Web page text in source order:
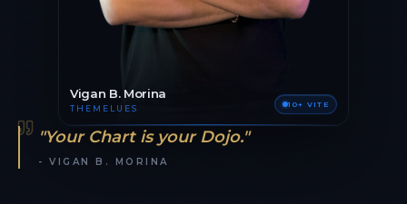
Vigan B. Morina
THEMELUES 10+ VITE
"Your Chart is your Dojo."
- VIGAN B. MORINA